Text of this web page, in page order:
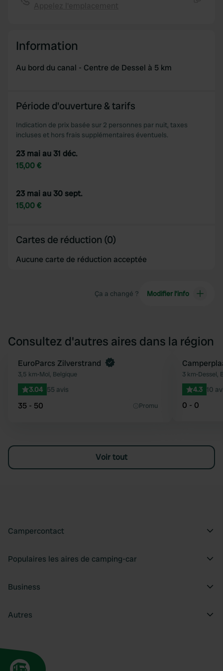
Information
Au bord du canal - Centre de Dessel à 5 km
Période d'ouverture & tarifs
Indication de prix basée sur 2 personnes par nuit, taxes
incluses et hors frais supplémentaires éventuels.
23 mai au 31 déc.
15,00 €
23 mai au 30 sept.
15,00 €
Cartes de réduction (0)
Aucune carte de réduction acceptée
Ça a changé ? Modifier l’info
Consultez d'autres aires dans la région
Préféré
Reserve maintenant
EuroParcs Zilverstrand
3,5 km•Mol, Belgique
3.04 55 avis
35 - 50 Promu
3 km•Dessel,
4.3 10
0 - 0
Voir tout
Campercontact
Populaires les aires de camping-car
Business
Autres